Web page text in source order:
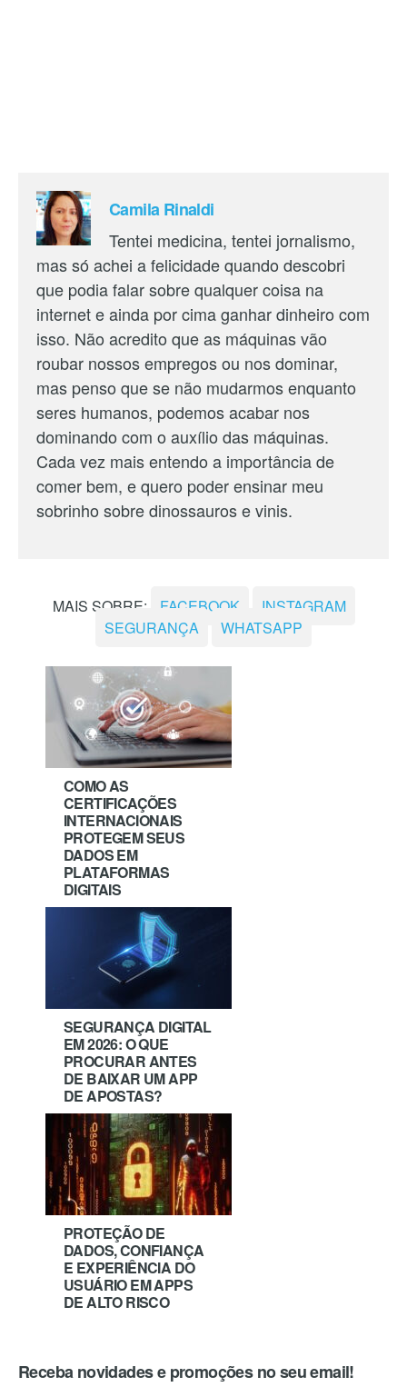
Camila Rinaldi
Tentei medicina, tentei jornalismo,
mas só achei a felicidade quando descobri
que podia falar sobre qualquer coisa na
internet e ainda por cima ganhar dinheiro com
isso. Não acredito que as máquinas vão
roubar nossos empregos ou nos dominar,
mas penso que se não mudarmos enquanto
seres humanos, podemos acabar nos
dominando com o auxílio das máquinas.
Cada vez mais entendo a importância de
comer bem, e quero poder ensinar meu
sobrinho sobre dinossauros e vinis.
MAIS SOBRE: FACEBOOK
INSTAGRAM
SEGURANÇA
WHATSAPP
COMO AS
CERTIFICAÇÕES
INTERNACIONAIS
PROTEGEM SEUS
DADOS EM
PLATAFORMAS
DIGITAIS
SEGURANÇA DIGITAL
EM 2026: O QUE
PROCURAR ANTES
DE BAIXAR UM APP
DE APOSTAS?
PROTEÇÃO DE
DADOS, CONFIANÇA
E EXPERIÊNCIA DO
USUÁRIO EM APPS
DE ALTO RISCO
Receba novidades e promoções no seu email!